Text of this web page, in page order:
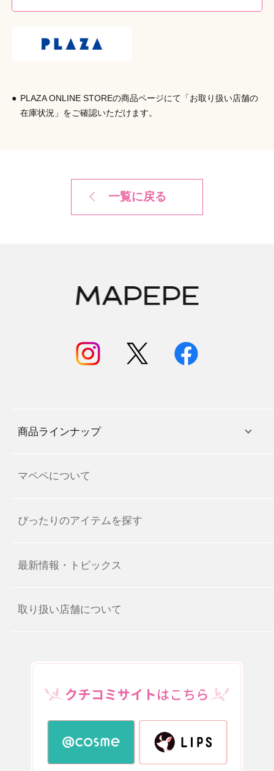
W78 × D78 × H103
発売元
株式会社シャンティ
PLAZA ONLINE STOREの商品ページにて「お取り扱い店舗の
在庫状況」をご確認いただけます。
一覧に戻る
商品ラインナップ
マペペについて
ぴったりのアイテムを探す
最新情報・トピックス
取り扱い店舗について